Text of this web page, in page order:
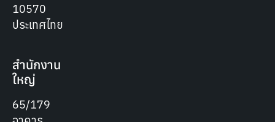
10570
ประเทศไทย
สำนักงาน
ใหญ่
65/179